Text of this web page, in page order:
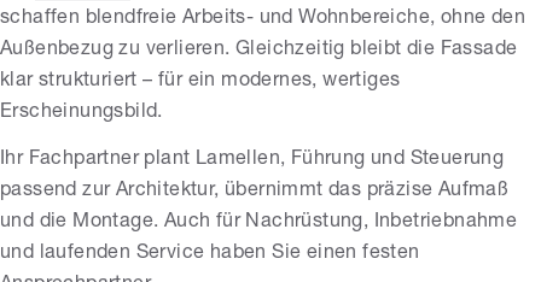
schaffen blendfreie Arbeits- und Wohnbereiche, ohne den
Außenbezug zu verlieren. Gleichzeitig bleibt die Fassade
klar strukturiert – für ein modernes, wertiges
Erscheinungsbild.
Ihr Fachpartner plant Lamellen, Führung und Steuerung
passend zur Architektur, übernimmt das präzise Aufmaß
und die Montage. Auch für Nachrüstung, Inbetriebnahme
und laufenden Service haben Sie einen festen